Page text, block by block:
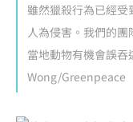
雖然獵殺行為已經
人為侵害。我們的
當地動物有機會誤
Wong/Greenpeace